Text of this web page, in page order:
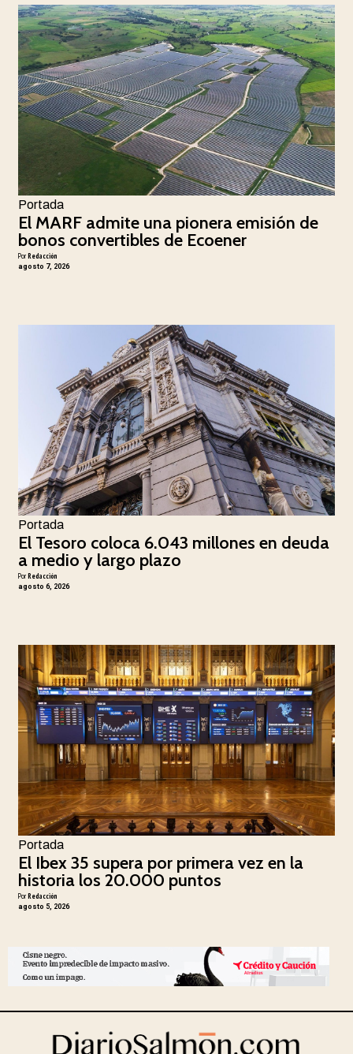
Portada
El MARF admite una pionera emisión de
bonos convertibles de Ecoener
PorRedacción
agosto 7, 2026
Portada
El Tesoro coloca 6.043 millones en deuda
a medio y largo plazo
PorRedacción
agosto 6, 2026
Portada
El Ibex 35 supera por primera vez en la
historia los 20.000 puntos
PorRedacción
agosto 5, 2026